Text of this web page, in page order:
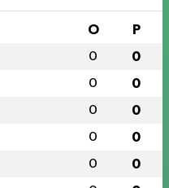
O P
0 0
0 0
0 0
0 0
0 0